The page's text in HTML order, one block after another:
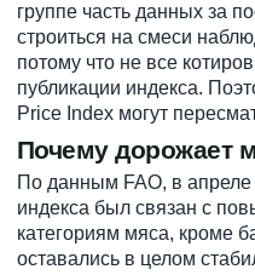
группе часть данных за
строиться на смеси
потому что не все
публикации индекса.
Price Index могут
Почему дорожает
По данным FAO, в апреле
индекса был связан с
категориям мяса, кроме
оставались в целом